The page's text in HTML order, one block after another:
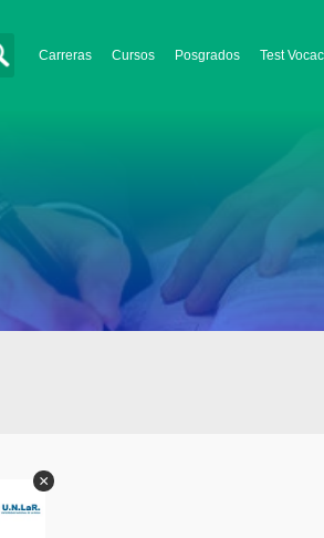
Carreras Cursos Posgrados Test
×